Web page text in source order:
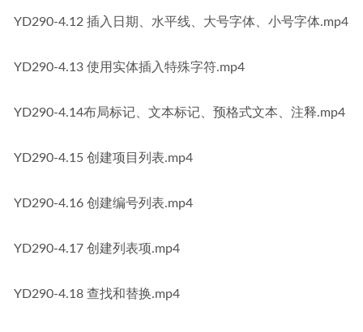
YD290-4.12 插入日期、水平线、大号字体、小号字体.mp4
YD290-4.13 使用实体插入特殊字符.mp4
YD290-4.14布局标记、文本标记、预格式文本、注释.mp4
YD290-4.15 创建项目列表.mp4
YD290-4.16 创建编号列表.mp4
YD290-4.17 创建列表项.mp4
YD290-4.18 查找和替换.mp4